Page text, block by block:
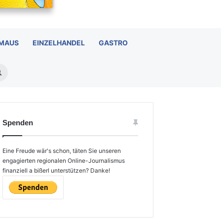
EINZELHANDEL GASTRO
Spenden
Eine Freude wär's schon, täten Sie unseren
engagierten regionalen Online-Journalismus
finanziell a bißerl unterstützen? Danke!